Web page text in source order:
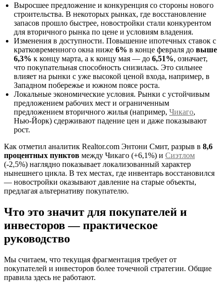
Выросшее предложение и конкуренция со стороны нового
строительства. В некоторых рынках, где восстановление
запасов прошло быстрее, новостройки стали конкурентом
для вторичного рынка по цене и условиям владения.
Изменения в доступности. Повышение ипотечных ставок с
кратковременного окна ниже 6% в конце февраля до выше
6,3% к концу марта, а к концу мая — до 6,51%, означает,
что покупательная способность снизилась. Это сильнее
влияет на рынки с уже высокой ценой входа, например, в
Западном побережье и южном поясе роста.
Локальные экономические условия. Рынки с устойчивым
предложением рабочих мест и ограниченным
предложением вторичного жилья (например, Чикаго,
Нью‑Йорк) сдерживают падение цен и даже показывают
рост.
Как отметил аналитик Realtor.com Энтони Смит, разрыв в 8,6
процентных пунктов между Чикаго (+6,1%) и Сиэтлом
(-2,5%) наглядно показывает локализованный характер
нынешнего цикла. В тех местах, где инвентарь восстановился
— новостройки оказывают давление на старые объекты,
предлагая альтернативу покупателю.
Что это значит для покупателей и
инвесторов — практическое
руководство
Мы считаем, что текущая фрагментация требует от
покупателей и инвесторов более точечной стратегии. Общие
правила здесь не работают.